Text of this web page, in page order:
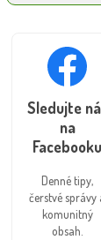
Sledujte
na
Facebooku
Denné tipy,
čerstvé správy
komunitný
obsah.